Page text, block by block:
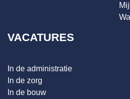
VACATURES
In de administratie
In de zorg
In de bouw